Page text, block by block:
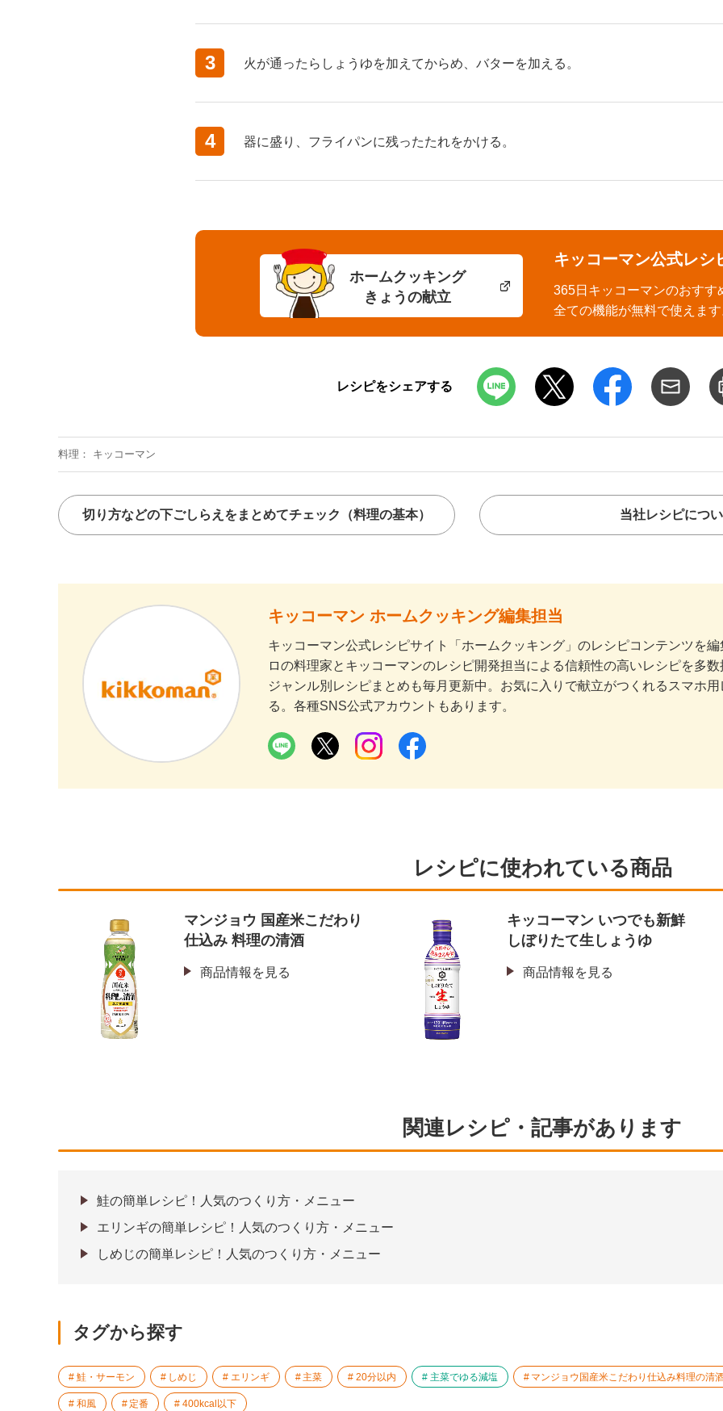
3 火が通ったらしょうゆを加えてからめ、バターを加える。
4 器に盛り、フライパンに残ったたれをかける。
ホームクッキング
きょうの献立
キッコーマン公式レシ
365日キッコーマンのおすす
全ての機能が無料で使えま
レシピをシェアする
料理 キッコーマン
切り方などの下ごしらえをまとめてチェック （料理の基本） 当社レシピにつ
キッコーマン ホームクッキング編集担当
キッコーマン公式レシピサイト「ホームクッキング」のレシピコンテンツを
ロの料理家とキッコーマンのレシピ開発担当による信頼性の高いレシピを多
ジャンル別レシピまとめも毎月更新中。お気に入りで献立がつくれるスマホ
る。各種SNS公式アカウントもあります。
レシピに使われている商品
マンジョウ 国産米こだわり
仕込み 料理の清酒
商品情報を見る
キッコーマン いつでも新鮮
しぼりたて生しょうゆ
商品情報を見る
関連レシピ・記事があります
鮭の簡単レシピ！人気のつくり方・メニュー
エリンギの簡単レシピ！人気のつくり方・メニュー
しめじの簡単レシピ！人気のつくり方・メニュー
タグから探す
鮭・サーモン しめじ エリンギ 主菜 20分以内 主菜でゆる減塩 マンジョウ国産米こだわり仕込み料理の清
和風 定番 400kcal以下